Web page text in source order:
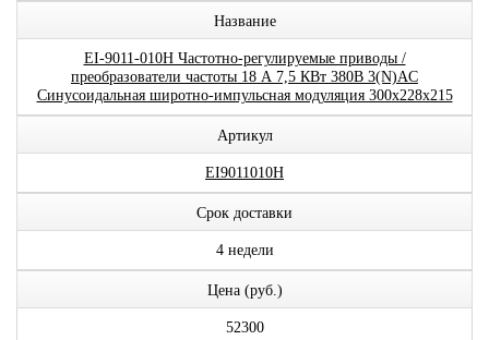
Название
EI-9011-010H Частотно-регулируемые приводы /
преобразователи частоты 18 А 7,5 КВт 380В 3(N)AC
Синусоидальная широтно-импульсная модуляция 300x228x215
Артикул
EI9011010H
Срок доставки
4 недели
Цена (руб.)
52300